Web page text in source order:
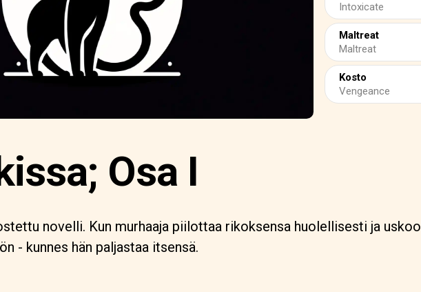
Intoxicate
Maltreat
Maltreat
Kosto
Vengeance
Osa I
novelli. Kun murhaaja piilottaa rikoksensa huolellisesti ja uskoo
- kunnes hän paljastaa itsensä.